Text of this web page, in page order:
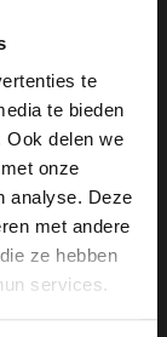
te
te bieden
Ook delen we
onze
analyse. Deze
met andere
ze hebben
services.
is in volle
RADIO
hieronder om